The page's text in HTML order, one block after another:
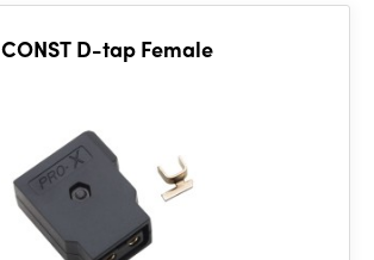
CONST D-tap Female